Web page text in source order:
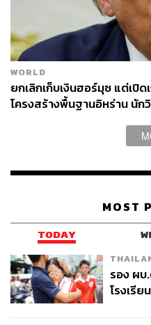
WORLD
ยกเลิกเก็บเงินฮอร์มุซ แต่เปิ
โครงสร้างพื้นฐานอิหร่าน นัก
MOST
TODAY
รอง ผบ
โรงเรี